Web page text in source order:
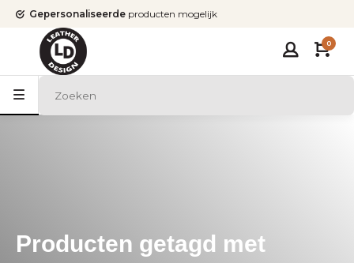
Gepersonaliseerde producten mogelijk
0
Producten getagd met